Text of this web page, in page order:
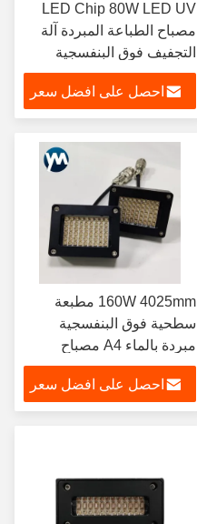
LED Chip 80W LED UV
مصباح الطباعة المبردة آلة
التجفيف فوق البنفسجية
مخصصة A3 / A4
احصل على افضل سعر
160W 4025mm مطبعة
سطحية فوق البنفسجية
مبردة بالماء A4 مصباح
الأشعة فوق البنفسجية LED
لمبردة المياه UV Led
Curing Lamp
احصل على افضل سعر